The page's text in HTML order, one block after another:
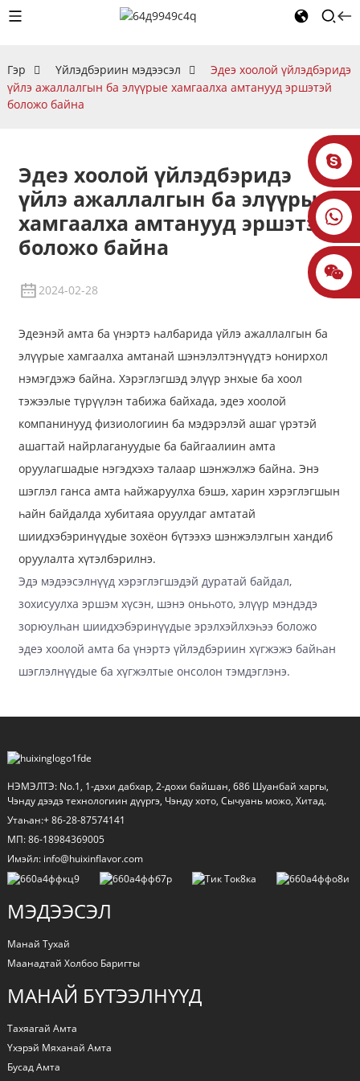
Гэр Үйлэдбэриин мэдээсэл
Эдеэ хоолой үйлэдбэридэ
үйлэ ажаллалгын ба элүүрые хамгаалха амтанууд эршэтэй
боложо байна
Эдеэ хоолой үйлэдбэридэ
үйлэ ажаллалгын ба элүүрые
хамгаалха амтанууд эршэтэй
боложо байна
2024-02-28
Эдеэнэй амта ба үнэртэ һалбарида үйлэ ажаллалгын ба
элүүрые хамгаалха амтанай шэнэлэлтэнүүдтэ һонирхол
нэмэгдэжэ байна. Хэрэглэгшэд элүүр энхые ба хоол
тэжээлые түрүүлэн табижа байхада, эдеэ хоолой
компанинууд физиологиин ба мэдэрэлэй ашаг үрэтэй
ашагтай найрлагануудые ба байгаалиин амта
оруулагшадые нэгэдхэхэ талаар шэнжэлжэ байна. Энэ
шэглэл ганса амта һайжаруулха бэшэ, харин хэрэглэгшын
һайн байдалда хубитаяа оруулдаг амтатай
шиидхэбэринүүдые зохёон бүтээхэ шэнжэлэлгын хандиб
оруулалта хүтэлбэрилнэ.
Эдэ мэдээсэлнүүд хэрэглэгшэдэй дуратай байдал,
зохисуулха эршэм хүсэн, шэнэ оньһото, элүүр мэндэдэ
зорюулһан шиидхэбэринүүдые эрэлхэйлхэһээ боложо
эдеэ хоолой амта ба үнэртэ үйлэдбэриин хүгжэжэ байһан
шэглэлнүүдые ба хүгжэлтые онсолон тэмдэглэнэ.
НЭМЭЛТЭ: No.1, 1-дэхи дабхар, 2-дохи байшан, 686 Шуанбай харгы,
Чэнду дээдэ технологиин дүүргэ, Чэнду хото, Сычуань можо, Хитад.
Утаһан:+ 86-28-87574141
МП: 86-18984369005
Имэйл: info@huixinflavor.com
МЭДЭЭСЭЛ
Манай Тухай
Маанадтай Холбоо Баригты
МАНАЙ БҮТЭЭЛНҮҮД
Тахяагай Амта
Үхэрэй Мяханай Амта
Бусад Амта